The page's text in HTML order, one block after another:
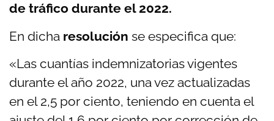
de tráfico durante el 2022.
En dicha resolución se especifica que:
«Las cuantías indemnizatorias vigentes
durante el año 2022, una vez actualizadas
en el 2,5 por ciento, teniendo en cuenta el